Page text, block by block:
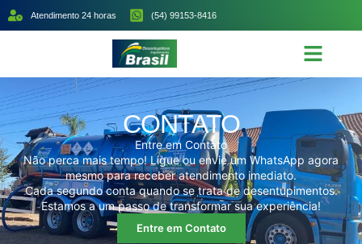
Atendimento 24 horas (54) 99153-8416
CONTATO
Entre em Contato
Não perca mais tempo! Ligue ou envie um WhatsApp agora
mesmo para receber atendimento imediato.
Cada segundo conta quando se trata de desentupimentos.
Estamos a um passo de transformar sua experiência!
Entre em Contato